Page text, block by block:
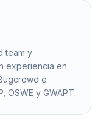
team y
experiencia en
e
OSWE y GWAPT.